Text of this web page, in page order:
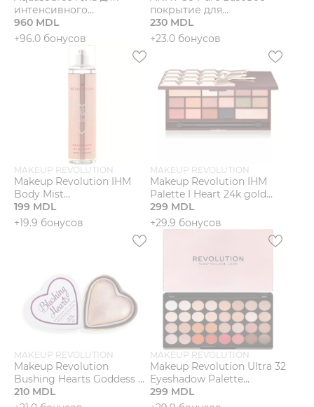
интенсивного
увлажнения и
восстановления для
нормальной и
комбинированной кожи
960 MDL
+96.0 бонусов
покрытие для
натуральных ногтей
230 MDL
+23.0 бонусов
MAKEUP REVOLUTION
Makeup Revolution IHM
Body Mist
Парфюмированный
спрей для тела
199 MDL
+19.9 бонусов
MAKEUP REVOLUTION
Makeup Revolution IHM
Palette I Heart 24k gold
Палетка теней
299 MDL
+29.9 бонусов
MAKEUP REVOLUTION
Makeup Revolution
Bushing Hearts Goddess Of
Faith Хайлайтер
210 MDL
MAKEUP REVOLUTION
Makeup Revolution Ultra 32
Eyeshadow Palette
Flawless 3 Resurrection
Палетка теней
299 MDL